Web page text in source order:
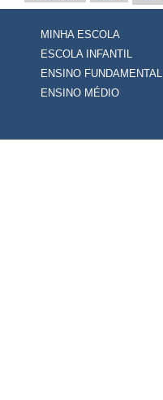
MINHA ESCOLA
ESCOLA INFANTIL
ENSINO FUNDAMENTAL
ENSINO MÉDIO